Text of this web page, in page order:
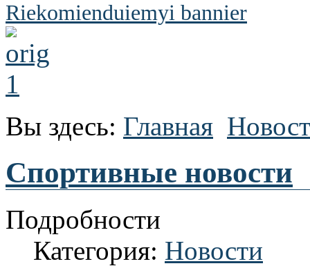
Вы здесь: Главная
Спортивные новости
Подробности
Категория: Новости